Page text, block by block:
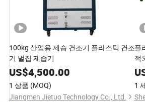
100kg 산업용 제습 건조기 플라스틱 건조
기 벌집 제습기
US$4,500.00
1 상품 (MOQ)
Jiangmen Jietuo Technology Co., Ltd.
플
적
1